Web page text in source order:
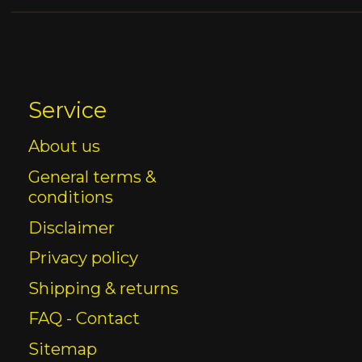
Service
About us
General terms &
conditions
Disclaimer
Privacy policy
Shipping & returns
FAQ - Contact
Sitemap